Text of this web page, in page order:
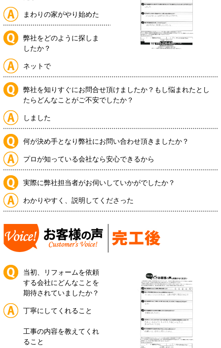
まわりの家がやり始めた
弊社をどのように探しま
したか？
ネットで
弊社を知りすぐにお問合せ頂けましたか？もし悩まれたとし
たらどんなことがご不安でしたか？
しました
何が決め手となり弊社にお問い合わせ頂きましたか？
プロが知っている会社なら安心できるから
実際に弊社担当者がお伺いしていかがでしたか？
わかりやすく、説明してくださった
当初、リフォームを依頼
する会社にどんなことを
期待されていましたか？
丁寧にしてくれること
工事の内容を教えてくれ
ること